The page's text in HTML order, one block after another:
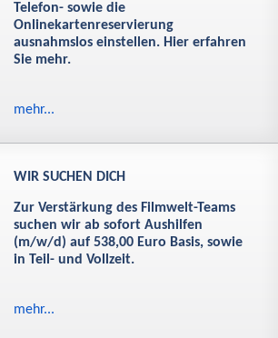
Telefon- sowie die
Onlinekartenreservierung
ausnahmslos einstellen. Hier erfahren
Sie mehr.
mehr...
WIR SUCHEN DICH
Zur Verstärkung des Filmwelt-Teams
suchen wir ab sofort Aushilfen
(m/w/d) auf 538,00 Euro Basis, sowie
in Teil- und Vollzeit.
mehr...